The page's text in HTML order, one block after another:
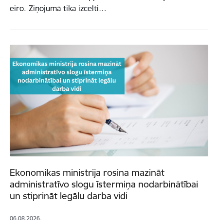
eiro. Ziņojumā tika izcelti…
Ekonomikas ministrija rosina mazināt
administratīvo slogu īstermiņa nodarbinātībai
un stiprināt legālu darba vidi
06.08.2026.